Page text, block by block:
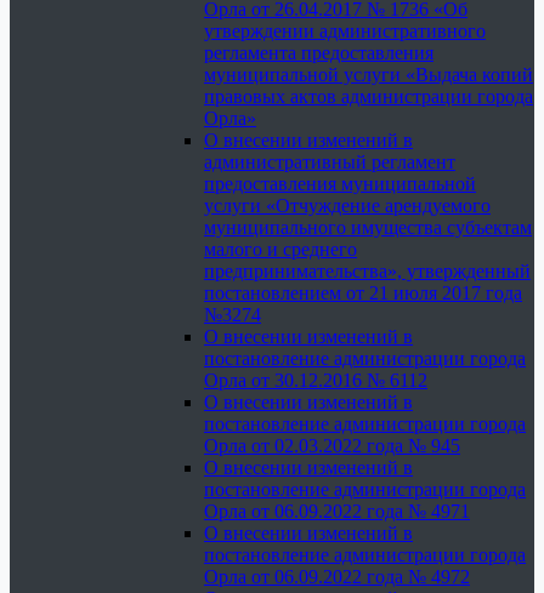
Орла от 26.04.2017 № 1736 «Об
утверждении административного
регламента предоставления
муниципальной услуги «Выдача копий
правовых актов администрации города
Орла»
О внесении изменений в
административный регламент
предоставления муниципальной
услуги «Отчуждение арендуемого
муниципального имущества субъектам
малого и среднего
предпринимательства», утвержденный
постановлением от 21 июля 2017 года
№3274
О внесении изменений в
постановление администрации города
Орла от 30.12.2016 № 6112
О внесении изменений в
постановление администрации города
Орла от 02.03.2022 года № 945
О внесении изменений в
постановление администрации города
Орла от 06.09.2022 года № 4971
О внесении изменений в
постановление администрации города
Орла от 06.09.2022 года № 4972